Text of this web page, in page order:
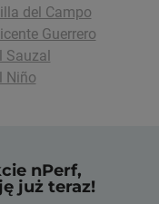
del Campo
Guerrero
Sauzal
Niño
nPerf,
już teraz!